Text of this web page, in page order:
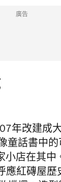
廣告
年改建成
童話書中的
店在其中
應紅磚屋